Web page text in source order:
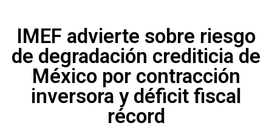
IMEF advierte sobre riesgo
de degradación crediticia de
México por contracción
inversora y déficit fiscal
récord